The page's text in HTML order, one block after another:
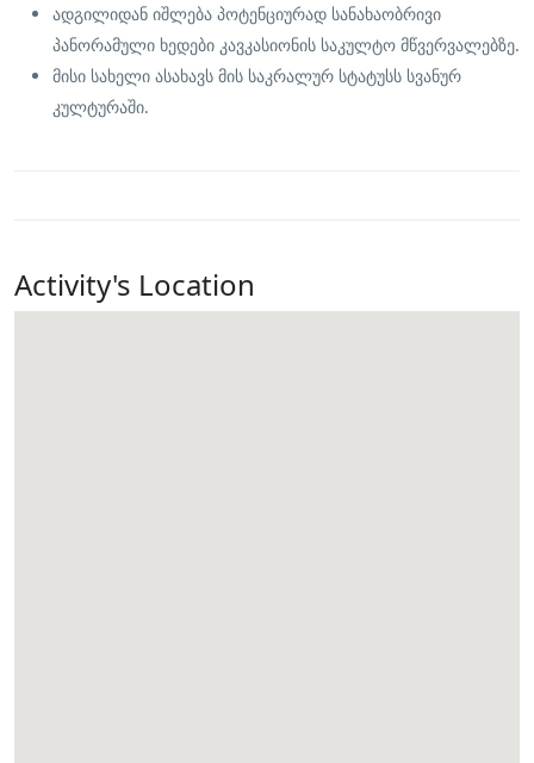
ადგილიდან იშლება პოტენციურად სანახაობრივი
პანორამული ხედები კავკასიონის საკულტო მწვერვალებზე.
მისი სახელი ასახავს მის საკრალურ სტატუსს სვანურ
კულტურაში.
Activity's Location